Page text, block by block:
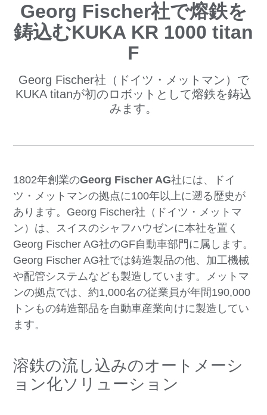
Georg Fischer社で熔鉄を
鋳込むKUKA KR 1000 titan
F
Georg Fischer社（ドイツ・メットマン）で
KUKA titanが初のロボットとして熔鉄を鋳込
みます。
1802年創業のGeorg Fischer AG社には、ドイ
ツ・メットマンの拠点に100年以上に遡る歴史が
あります。Georg Fischer社（ドイツ・メットマ
ン）は、スイスのシャフハウゼンに本社を置く
Georg Fischer AG社のGF自動車部門に属します。
Georg Fischer AG社では鋳造製品の他、加工機械
や配管システムなども製造しています。メットマ
ンの拠点では、約1,000名の従業員が年間190,000
トンもの鋳造部品を自動車産業向けに製造してい
ます。
溶鉄の流し込みのオートメーシ
ョン化ソリューション